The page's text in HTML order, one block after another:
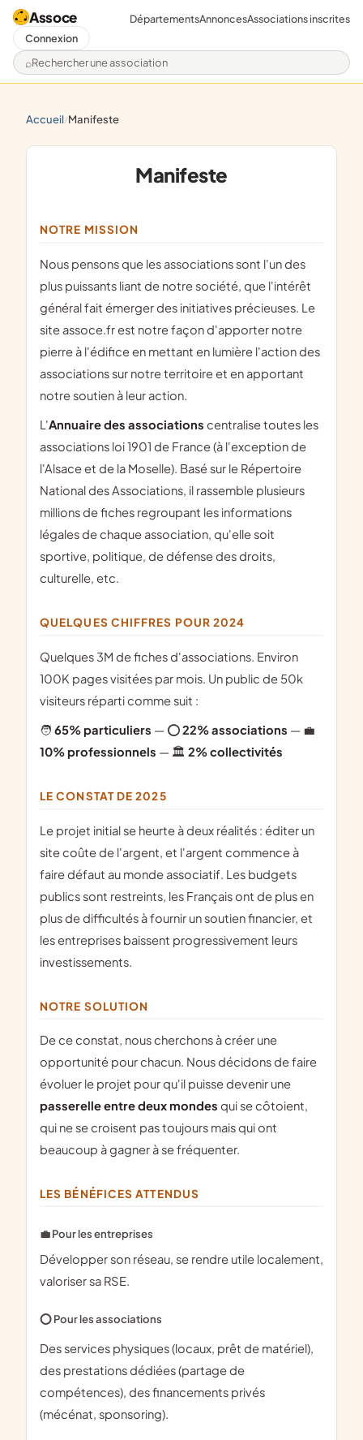
Assoce
Rechercher une association
DépartementsAnnoncesAssociations inscrites
Connexion
accueil/ manifeste
Manifeste
NOTRE MISSION
Nous pensons que les associations sont l'un des
plus puissants liant de notre société, que l'intérêt
général fait émerger des initiatives précieuses. Le
site assoce.fr est notre façon d'apporter notre
pierre à l'édifice en mettant en lumière l'action des
associations sur notre territoire et en apportant
notre soutien à leur action.
L'Annuaire des associations centralise toutes les
associations loi 1901 de France (à l'exception de
l'Alsace et de la Moselle). Basé sur le Répertoire
National des Associations, il rassemble plusieurs
millions de fiches regroupant les informations
légales de chaque association, qu'elle soit
sportive, politique, de défense des droits,
culturelle, etc.
QUELQUES CHIFFRES POUR 2024
Quelques 3M de fiches d'associations. Environ
100K pages visitées par mois. Un public de 50k
visiteurs réparti comme suit :
65% particuliers — ⭕22% associations — 💼
10% professionnels — 🏛 2% collectivités
LE CONSTAT DE 2025
Le projet initial se heurte à deux réalités : éditer un
site coûte de l'argent, et l'argent commence à
faire défaut au monde associatif. Les budgets
publics sont restreints, les Français ont de plus en
plus de difficultés à fournir un soutien financier, et
les entreprises baissent progressivement leurs
investissements.
NOTRE SOLUTION
De ce constat, nous cherchons à créer une
opportunité pour chacun. Nous décidons de faire
évoluer le projet pour qu'il puisse devenir une
passerelle entre deux mondes qui se côtoient,
qui ne se croisent pas toujours mais qui ont
beaucoup à gagner à se fréquenter.
LES BÉNÉFICES ATTENDUS
💼 Pour les entreprises
Développer son réseau, se rendre utile localement,
valoriser sa RSE.
⭕ Pour les associations
Des services physiques (locaux, prêt de matériel),
des prestations dédiées (partage de
compétences), des financements privés
(mécénat, sponsoring).